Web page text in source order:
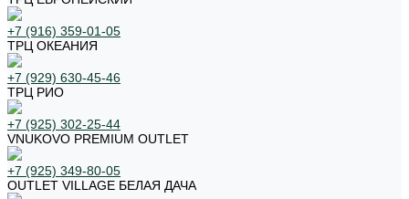
+7 (916) 359-01-05
ТРЦ ОКЕАНИЯ
+7 (929) 630-45-46
ТРЦ РИО
+7 (925) 302-25-44
VNUKOVO PREMIUM OUTLET
+7 (925) 349-80-05
OUTLET VILLAGE БЕЛАЯ ДАЧА